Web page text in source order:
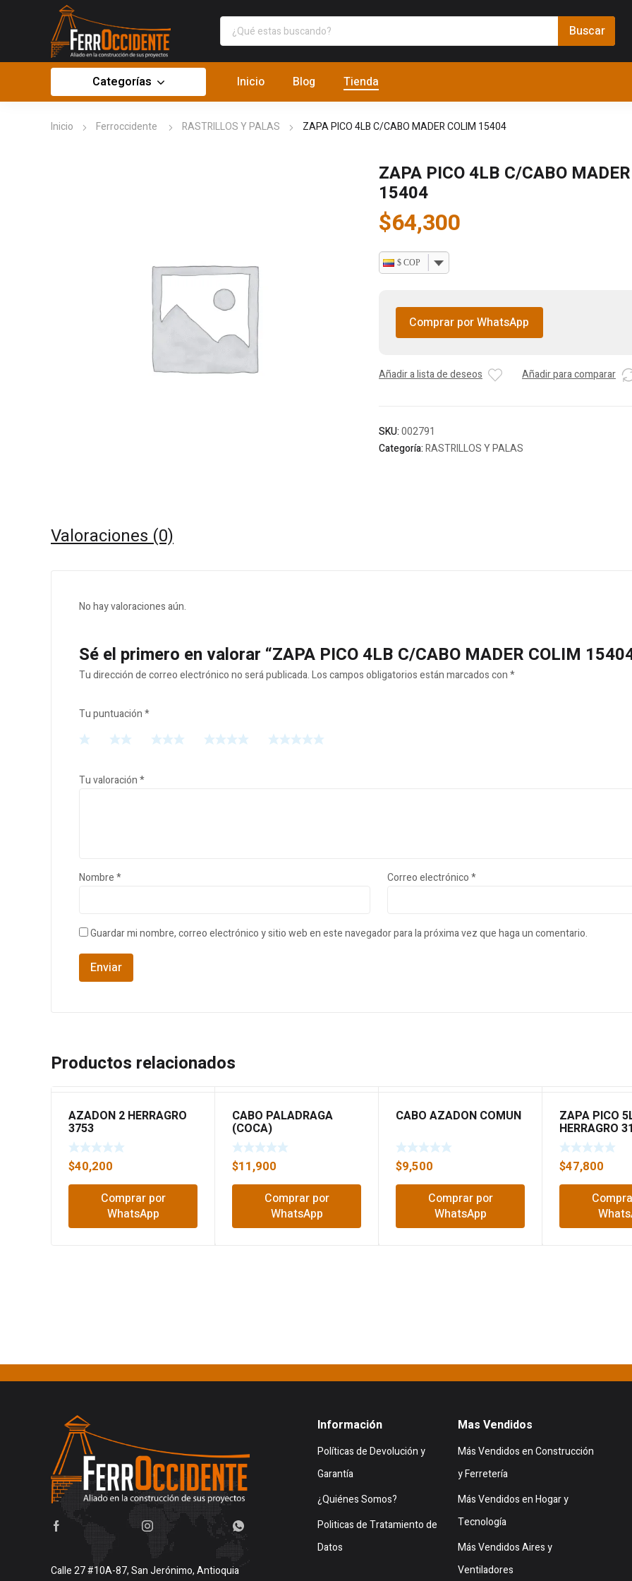
Categorías Inicio Blog Tienda
Inicio Ferroccidente RASTRILLOS Y PALAS ZAPA PICO 4LB C/CABO MADER COLIM 15404
ZAPA PICO 4LB C/CABO
15404
$64,300
$ COP
Comprar por WhatsApp
Añadir a lista de deseos Añadir para comparar
SKU:002791
Categoría:RASTRILLOS Y PALAS
Valoraciones (0)
No hay valoraciones aún.
Sé el primero en valorar “ZAPA PICO 4LB C/CABO MADER COLIM
Tu dirección de correo electrónico no será publicada.Los campos obligatorios están marcados con*
Tu puntuación*
Tu valoración*
Nombre* Correo electrónico*
Guardar mi nombre, correo electrónico y sitio web en este navegador para la próxima vez que haga un comentario.
Productos relacionados
AZADON 2 HERRAGRO
3753
$40,200
Comprar por
WhatsApp
CABO PALADRAGA
(COCA)
$11,900
Comprar por
WhatsApp
CABO AZADON COMUN
$9,500
Comprar por
WhatsApp
ZAPA PICO
HERRAGRO
$47,800
Calle 27 #10A-87, San Jerónimo, Antioquia
Información
Políticas de Devolución y
Garantía
¿Quiénes Somos?
Politicas de Tratamiento de
Datos
Mas Vendidos
Más Vendidos en Construcción
y Ferretería
Más Vendidos en Hogar y
Tecnología
Más Vendidos Aires y
Ventiladores